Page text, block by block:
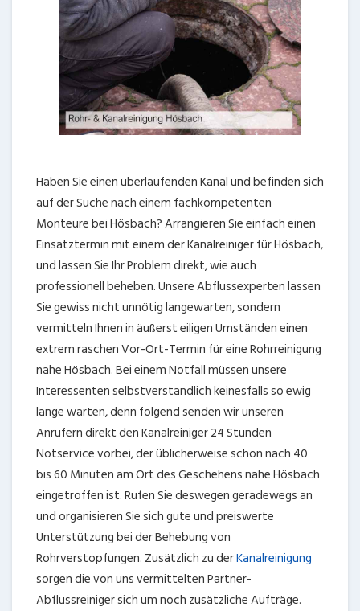
Haben Sie einen überlaufenden Kanal und befinden sich
auf der Suche nach einem fachkompetenten
Monteure bei Hösbach? Arrangieren Sie einfach einen
Einsatztermin mit einem der Kanalreiniger für Hösbach,
und lassen Sie Ihr Problem direkt, wie auch
professionell beheben. Unsere Abflussexperten lassen
Sie gewiss nicht unnötig langewarten, sondern
vermitteln Ihnen in äußerst eiligen Umständen einen
extrem raschen Vor-Ort-Termin für eine Rohrreinigung
nahe Hösbach. Bei einem Notfall müssen unsere
Interessenten selbstverstandlich keinesfalls so ewig
lange warten, denn folgend senden wir unseren
Anrufern direkt den Kanalreiniger 24 Stunden
Notservice vorbei, der üblicherweise schon nach 40
bis 60 Minuten am Ort des Geschehens nahe Hösbach
eingetroffen ist. Rufen Sie deswegen geradewegs an
und organisieren Sie sich gute und preiswerte
Unterstützung bei der Behebung von
Rohrverstopfungen. Zusätzlich zu derKanalreinigung
sorgen die von uns vermittelten Partner-
Abflussreiniger sich um noch zusätzliche Aufträge.